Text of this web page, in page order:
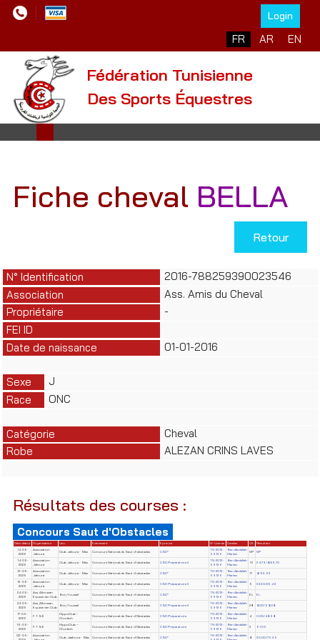
Login
Sélectionnez votre
FR AR EN
Fédération Tunisienne
Des Sports Équestres
Fiche cheval BELLA
Retour
N° Identification
2016-788259390023546
Association
Ass. Amis du Cheval
Propriétaire
-
FEI ID
Date de naissance
01-01-2016
Sexe
J
Race
ONC
Catégorie
Cheval
Robe
ALEZAN CRINS LAVES
Résultats des courses :
Concours Saut d'Obstacles
Date début Organisateur Lieu Evènement Epreuve N° License Cavalier Clt
Résultats
14-06-
2026
Association
Jafoura
Club Jafoura - Sfax Concours National de Saut d'obstacles CSO*
TN-2013-
59136
Ben Abdallah
Mariem
NP NP
14-06-
2026
Association
Jafoura
Club Jafoura - Sfax Concours National de Saut d'obstacles CSO Préparatoire II
TN-2013-
59136
Ben Abdallah
Mariem
16 34.79/8/29.70
13-06-
2026
Association
Jafoura
Club Jafoura - Sfax Concours National de Saut d'obstacles CSO*
TN-2013-
59136
Ben Abdallah
Mariem
17 8/63.63
13-06-
2026
Association
Jafoura
Club Jafoura - Sfax Concours National de Saut d'obstacles CSO Préparatoire II
TN-2013-
59136
Ben Abdallah
Mariem
5 32.30/25.49
24-05-
2026
Ass. Alforssan
Equestrian Club
Borj Youssef Concours National de Saut d'obstacles CSO*
TN-2013-
59136
Ben Abdallah
Mariem
EL EL
24-05-
2026
Ass. Alforssan
Equestrian Club
Borj Youssef Concours National de Saut d'obstacles CSO Préparatoire II
TN-2013-
59136
Ben Abdallah
Mariem
28 8.00/58.08
17-05-
2026
F.T.S.E
HippoClub –
Chorfech
Concours National de Saut d'Obstacles CSO Préparatoire
TN-2013-
59136
Ben Abdallah
Mariem
4 0.00/48.98
16-05-
2026
F.T.S.E
HippoClub –
Chorfech
Concours National de Saut d'Obstacles CSO Préparatoire
TN-2013-
59136
Ben Abdallah
Mariem
3 61.05
03-05-
Association
Club Jaafoura - Sfax Concours National de Saut d'Obstacles CSO*
TN-2013-
Ben Abdallah
8 30.00/75.35